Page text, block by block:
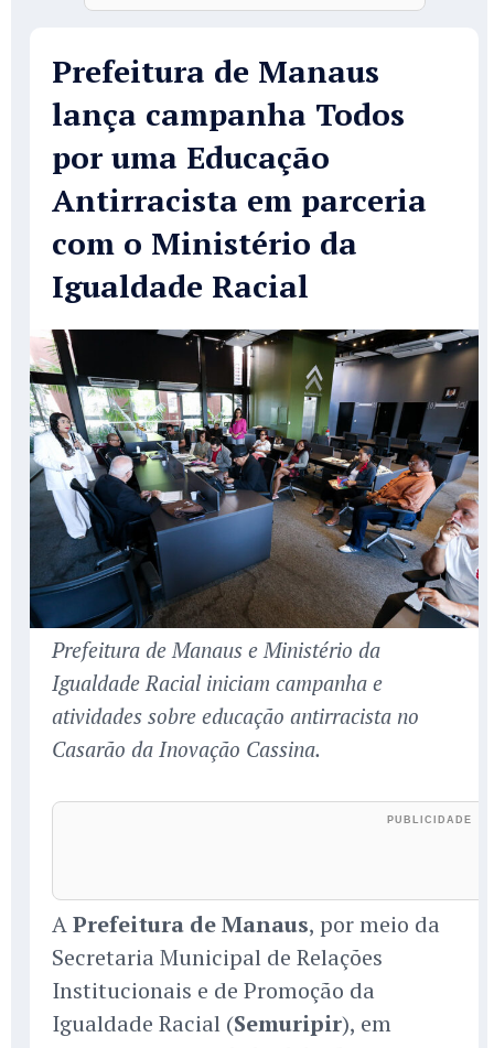
Prefeitura de Manaus
lança campanha Todos
por uma Educação
Antirracista em parceria
com o Ministério da
Igualdade Racial
Prefeitura de Manaus e Ministério da
Igualdade Racial iniciam campanha e
atividades sobre educação antirracista no
Casarão da Inovação Cassina.
APrefeitura de Manaus, por meio da
Secretaria Municipal de Relações
Institucionais e de Promoção da
Igualdade Racial (Semuripir), em